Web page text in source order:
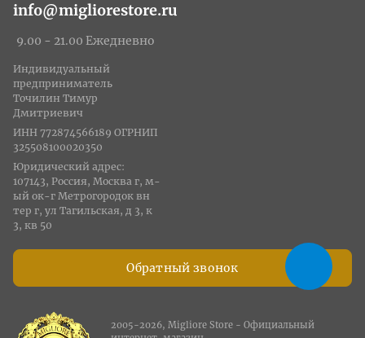
info@migliorestore.ru
9.00 - 21.00 Ежедневно
Обратный звонок
Индивидуальный
предприниматель
Точилин Тимур
Дмитриевич
ИНН 772874566189 ОГРНИП
325508100020350
Юридический адрес:
107143, Россия, Москва г, м-
ый ок-г Метрогородок вн
тер г, ул Тагильская, д 3, к
3, кв 50
2005-2026, Migliore Store - Официальный